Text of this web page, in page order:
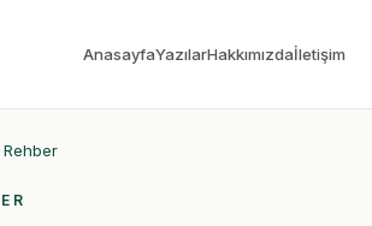
AnasayfaYazılarHakkımızdaİletişim